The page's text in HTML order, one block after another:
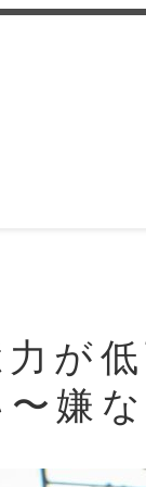
が
〜嫌